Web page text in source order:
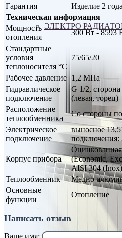
ЭЛЕКТРО
Гарантия
Изделие 2
Техническая информация
Мощность
отопления
300 Вт - 8593
Стандартные
условия
теплоносителя °С
75/65/20
Рабочее давление 1,2 МПа
Гидравлическое
подключение
G 1/2,
(левая, торец)
Расположение
теплообменника
Со стороны
Электрическое
подключение
выносное
подключения:
Корпус прибора
Оцинкованная
(Economic,
AISI 304 (Inox)
Теплообменник
Медно-
Основные
функции
Отопление
Написать отзыв